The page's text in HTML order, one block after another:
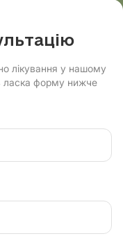
лікування у нашому
ласка форму нижче